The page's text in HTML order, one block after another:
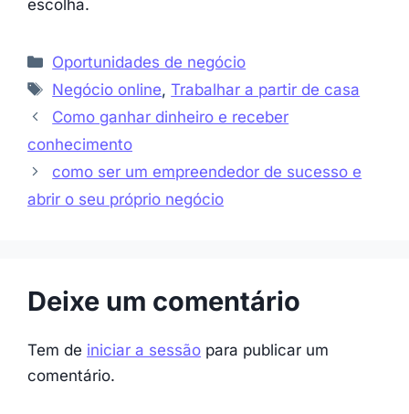
escolha.
Categorias
Oportunidades de negócio
Etiquetas
Negócio online,Trabalhar a partir de casa
Como ganhar dinheiro e receber
conhecimento
como ser um empreendedor de sucesso e
abrir o seu próprio negócio
Deixe um comentário
Tem de iniciar a sessão para publicar um
comentário.